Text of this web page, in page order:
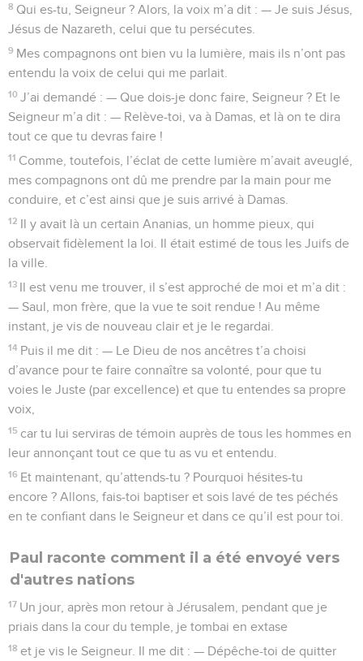
8 Qui es-tu, Seigneur ? Alors, la voix m’a dit : — Je suis Jésus,
Jésus de Nazareth, celui que tu persécutes.
9 Mes compagnons ont bien vu la lumière, mais ils n’ont pas
entendu la voix de celui qui me parlait.
10 J’ai demandé : — Que dois-je donc faire, Seigneur ? Et le
Seigneur m’a dit : — Relève-toi, va à Damas, et là on te dira
tout ce que tu devras faire !
11 Comme, toutefois, l’éclat de cette lumière m’avait aveuglé,
mes compagnons ont dû me prendre par la main pour me
conduire, et c’est ainsi que je suis arrivé à Damas.
12 Il y avait là un certain Ananias, un homme pieux, qui
observait fidèlement la loi. Il était estimé de tous les Juifs de
la ville.
13 Il est venu me trouver, il s’est approché de moi et m’a dit :
— Saul, mon frère, que la vue te soit rendue ! Au même
instant, je vis de nouveau clair et je le regardai.
14 Puis il me dit : — Le Dieu de nos ancêtres t’a choisi
d’avance pour te faire connaître sa volonté, pour que tu
voies le Juste (par excellence) et que tu entendes sa propre
voix,
15 car tu lui serviras de témoin auprès de tous les hommes en
leur annonçant tout ce que tu as vu et entendu.
16 Et maintenant, qu’attends-tu ? Pourquoi hésites-tu
encore ? Allons, fais-toi baptiser et sois lavé de tes péchés
en te confiant dans le Seigneur et dans ce qu’il est pour toi.
Paul raconte comment il a été envoyé vers
d'autres nations
17 Un jour, après mon retour à Jérusalem, pendant que je
priais dans la cour du temple, je tombai en extase
18 et je vis le Seigneur. Il me dit : — Dépêche-toi de quitter